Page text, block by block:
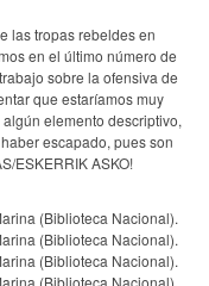
las tropas rebeldes en
en el último número de
sobre la ofensiva de
que estaríamos muy
elemento descriptivo,
escapado, pues son
ESKERRIK ASKO!
(Biblioteca Nacional).
(Biblioteca Nacional).
(Biblioteca Nacional).
(Biblioteca Nacional).